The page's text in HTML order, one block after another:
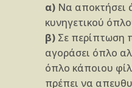
α) Να αποκτήσει
κυνηγετικού
β) Σε περίπτωση
αγοράσει όπλο
όπλο κάποιου
πρέπει να